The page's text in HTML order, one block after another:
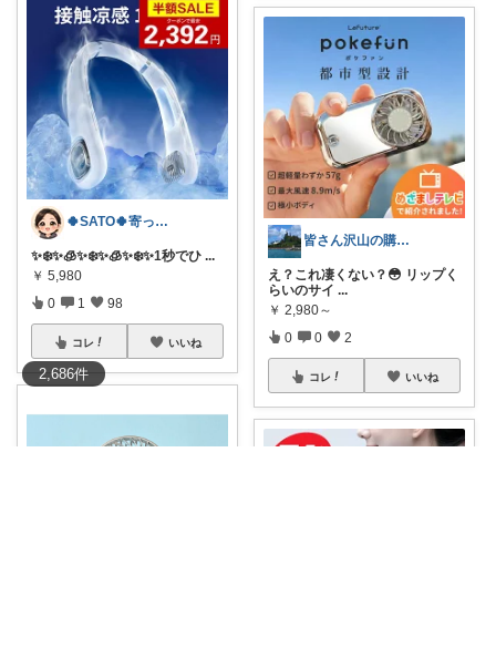
2,686件
🍀SATO🍀寄って、見てらっしゃい！
​✨❄️✨🧊✨❄️✨🧊✨❄️✨ ​1秒でひ ...
￥ 5,980
0 1 98
コレ いいね
皆さん沢山の購入ありがとうございます😊
え？これ凄くない？😳 リップく
らいのサイ ...
￥ 2,980～
0 0 2
コレ いいね